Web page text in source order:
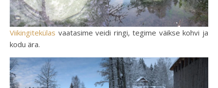
Viikingitekülas vaatasime veidi ringi, tegime väikse kohvi ja
kodu ära.